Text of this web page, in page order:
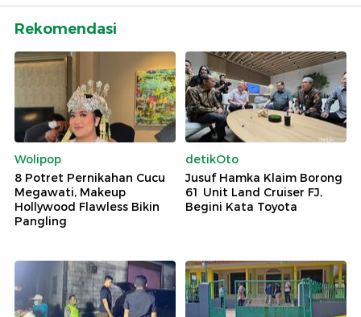
Rekomendasi
Wolipop
8 Potret Pernikahan Cucu
Megawati, Makeup
Hollywood Flawless Bikin
Pangling
detikOto
Jusuf Hamka Klaim Borong
61 Unit Land Cruiser FJ,
Begini Kata Toyota